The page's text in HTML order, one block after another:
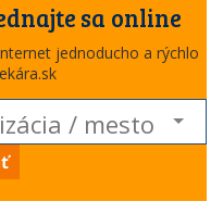
sa online
jednoducho a rýchlo